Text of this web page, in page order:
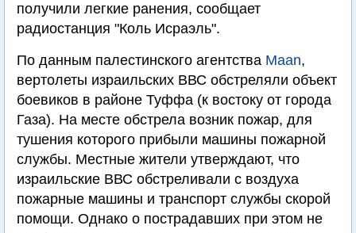
получили легкие ранения, сообщает
радиостанция "Коль Исраэль".
По данным палестинского агентства Maan,
вертолеты израильских ВВС обстреляли объект
боевиков в районе Туффа (к востоку от города
Газа). На месте обстрела возник пожар, для
тушения которого прибыли машины пожарной
службы. Местные жители утверждают, что
израильские ВВС обстреливали с воздуха
пожарные машины и транспорт службы скорой
помощи. Однако о пострадавших при этом не